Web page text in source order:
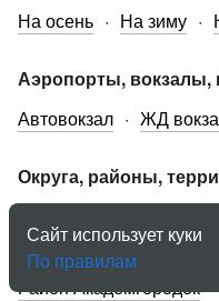
На осень
На зиму
Аэропорты, вокзалы,
Автовокзал
ЖД
Округа, районы,
Район Северный
Район Академгородок
Сайт использует куки
По правилам